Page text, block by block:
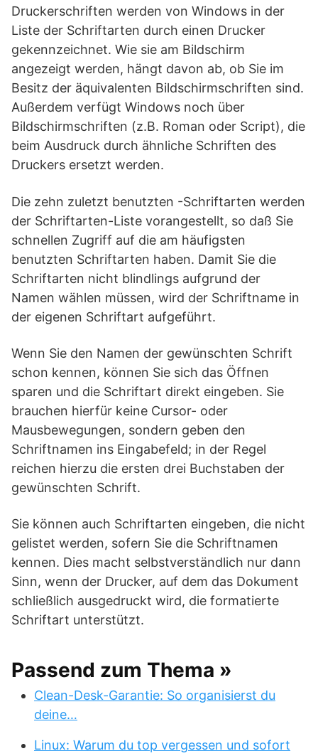
Druckerschriften werden von Windows in der
Liste der Schriftarten durch einen Drucker
gekennzeichnet. Wie sie am Bildschirm
angezeigt werden, hängt davon ab, ob Sie im
Besitz der äquivalenten Bildschirmschriften sind.
Außerdem verfügt Windows noch über
Bildschirmschriften (z.B. Roman oder Script), die
beim Ausdruck durch ähnliche Schriften des
Druckers ersetzt werden.
Die zehn zuletzt benutzten -Schriftarten werden
der Schriftarten-Liste vorangestellt, so daß Sie
schnellen Zugriff auf die am häufigsten
benutzten Schriftarten haben. Damit Sie die
Schriftarten nicht blindlings aufgrund der
Namen wählen müssen, wird der Schriftname in
der eigenen Schriftart aufgeführt.
Wenn Sie den Namen der gewünschten Schrift
schon kennen, können Sie sich das Öffnen
sparen und die Schriftart direkt eingeben. Sie
brauchen hierfür keine Cursor- oder
Mausbewegungen, sondern geben den
Schriftnamen ins Eingabefeld; in der Regel
reichen hierzu die ersten drei Buchstaben der
gewünschten Schrift.
Sie können auch Schriftarten eingeben, die nicht
gelistet werden, sofern Sie die Schriftnamen
kennen. Dies macht selbstverständlich nur dann
Sinn, wenn der Drucker, auf dem das Dokument
schließlich ausgedruckt wird, die formatierte
Schriftart unterstützt.
Passend zum Thema »
Clean-Desk-Garantie: So organisierst du
deine…
Linux: Warum du top vergessen und sofort